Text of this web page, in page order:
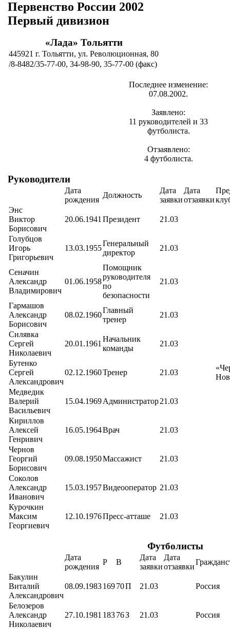
Первенство России 2002
Первый дивизион
«Лада» Тольятти
445921 г. Тольятти, ул. Революционная, 80
/8-8482/35-77-00, 34-98-90, 35-77-00 (факс)
Последнее изменение:
07.08.2002.
Заявлено:
11 руководителей и 33
футболиста.
Отзаявлено:
4 футболиста.
Руководители
Дата
рождения
Должность
Дата
заявки
Дата
отзаявки
Энс
Виктор
Борисович
20.06.1941 Президент 21.03
Голубцов
Игорь
Григорьевич
13.03.1955
Генеральный
директор
21.03
Сеначин
Александр
Владимирович
01.06.1958
Помощник
руководителя
по
безопасности
21.03
Гармашов
Александр
Борисович
08.02.1960
Главный
тренер
21.03
Силявка
Сергей
Николаевич
20.01.1961
Начальник
команды
21.03
Бутенко
Сергей
Александрович
02.12.1960Тренер 21.03
Медведик
Валерий
Васильевич
15.04.1969Администратор21.03
Кириллов
Алексей
Генривич
16.05.1964Врач 21.03
Чернов
Георгий
Борисович
09.08.1950Массажист 21.03
Соколов
Александр
Иванович
15.03.1957Видеооператор 21.03
Курочкин
Максим
Георгиевич
12.10.1976Пресс-атташе 21.03
Футболисты
Дата
рождения
Р В
Дата
заявки
Дата
отзаявки
Бакулин
Виталий
Александрович
08.09.198316970П 21.03 Россия
Белозеров
Александр
Николаевич
27.10.1981 18376З 21.03 Россия